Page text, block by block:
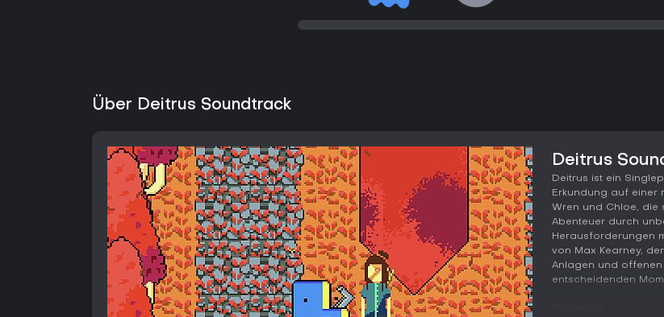
Über Deitrus Soundtrack
Deitrus
Deitrus ist ein
Erkundung auf einer
Wren und Chloe, die
Abenteuer durch
Herausforderungen
von Max Kearney,
Anlagen und
entscheidenden